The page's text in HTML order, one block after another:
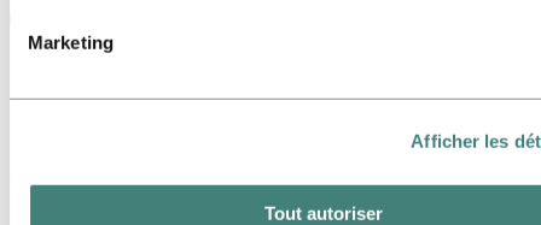
Marketing
Afficher les
Tout autoriser